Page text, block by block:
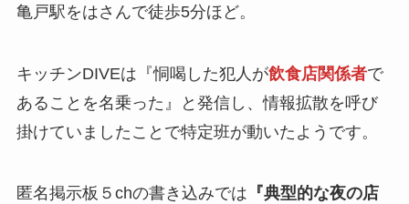
亀戸駅をはさんで徒歩5分ほど。
キッチンDIVEは 『恫喝した犯人が飲食店関係者で
あることを名乗った』
と発信し、情報拡散を呼び
掛けていましたことで特定班が動いたようです。
匿名掲示板５chの書き込みでは 『典型的な夜の店